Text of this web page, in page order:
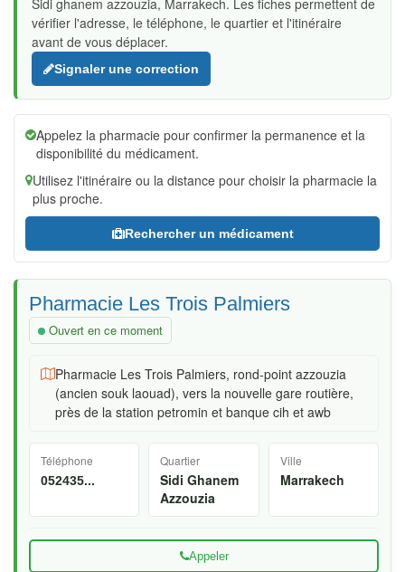
Sidi ghanem azzouzia, Marrakech. Les fiches permettent de
vérifier l'adresse, le téléphone, le quartier et l'itinéraire
avant de vous déplacer.
Signaler une correction
Appelez la pharmacie pour confirmer la permanence et la
disponibilité du médicament.
Utilisez l'itinéraire ou la distance pour choisir la pharmacie la
plus proche.
Rechercher un médicament
Pharmacie Les Trois Palmiers
Ouvert en ce moment
Pharmacie Les Trois Palmiers, rond-point azzouzia
(ancien souk laouad), vers la nouvelle gare routière,
près de la station petromin et banque cih et awb
Téléphone
052435...
Quartier
Sidi Ghanem
Azzouzia
Ville
Marrakech
Appeler